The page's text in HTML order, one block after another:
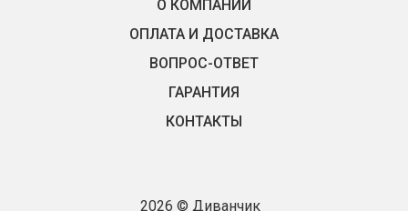
О КОМПАНИИ
ОПЛАТА И ДОСТАВКА
ВОПРОС-ОТВЕТ
ГАРАНТИЯ
КОНТАКТЫ
2026 © Диванчик